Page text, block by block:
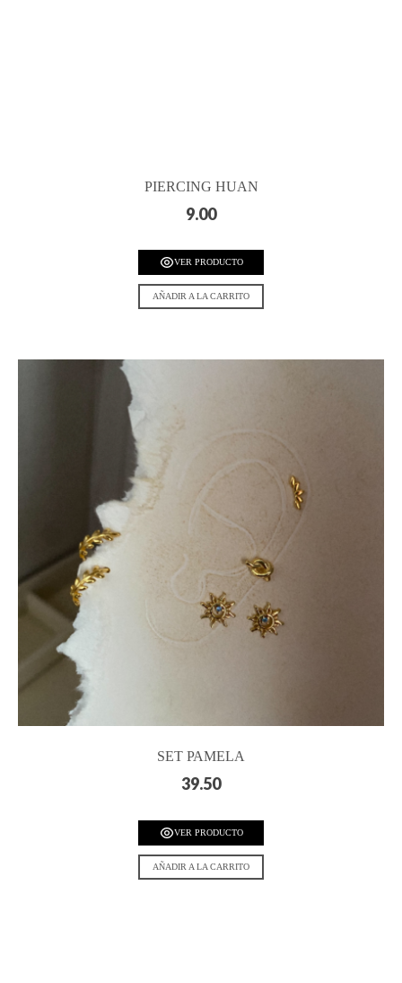
PIERCING HUAN
9.00
VER PRODUCTO
AÑADIR A LA CARRITO
SET PAMELA
39.50
VER PRODUCTO
AÑADIR A LA CARRITO